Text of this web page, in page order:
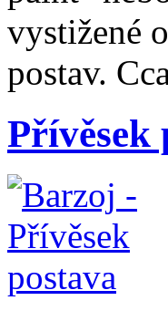
vystižené
postav.
Přívěsek